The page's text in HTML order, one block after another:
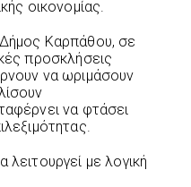
οικονομίας.
Καρπάθου, σε
προσκλήσεις
να ωριμάσουν
να φτάσει
με λογική